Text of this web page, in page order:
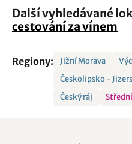
Další vyhledávané
cestování za vínem
Regiony: Jižní Morava
Českolipsko -
Český ráj